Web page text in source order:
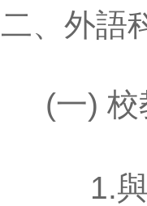
二、外語
(一)
1.與科